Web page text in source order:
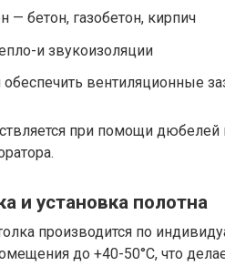
— бетон, газобетон, кирпич
и звукоизоляции
вентиляционные
при помощи дюбелей
и установка полотна
производится по
до +40-50°C, что